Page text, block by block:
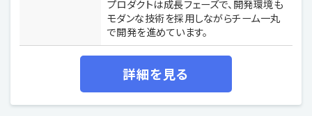
プロダクトは成長フェーズで、開発環境も
モダンな技術を採用しながらチーム一丸
で開発を進めています。
詳細を見る